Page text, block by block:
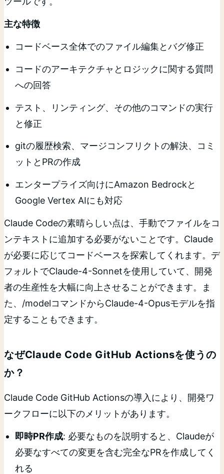
主な特徴
コードベース全体でのファイル編集とバグ修正
コードのアーキテクチャとロジックに関する質問
への回答
テスト、リンティング、その他のコマンドの実行
と修正
gitの履歴検索、マージコンフリクトの解決、コミ
ットとPRの作成
エンタープライズ向けにAmazon Bedrockと
Google Vertex AIにも対応
Claude Codeの素晴らしい点は、手動でファイルをコ
ンテキストに追加する必要がないことです。Claude
が必要に応じてコードベースを探索してくれます。デ
フォルトでClaude-4-Sonnetを使用していて、開発
者の生産性を大幅に向上させることができます。ま
た、/modelコマンドからClaude-4-Opusモデルを指
定することもできます。
なぜClaude Code GitHub Actionsを使うの
か？
Claude Code GitHub Actionsの導入により、開発ワ
ークフローに以下のメリットがあります。
即時PR作成: 必要なものを説明すると、Claudeが
必要なすべての変更を含む完全なPRを作成してく
れる